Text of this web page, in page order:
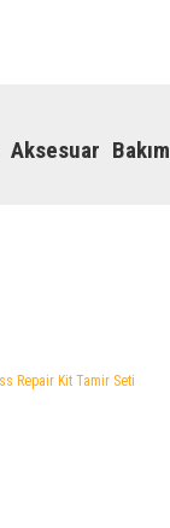
Aksesuar Bakım